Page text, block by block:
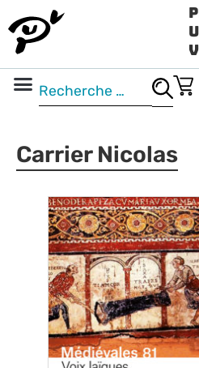
Carrier Nicolas